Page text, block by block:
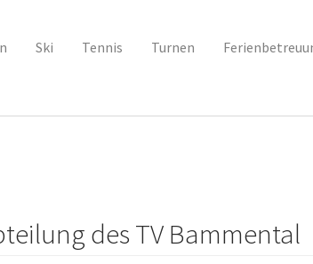
Ski Tennis Turnen
des TV Bammental